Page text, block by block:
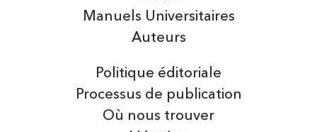
Auteurs
Manuels Universitaires
Politique éditoriale
Processus de publication
Où nous trouver